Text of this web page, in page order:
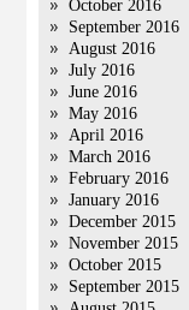
October 2016
September 2016
August 2016
July 2016
June 2016
May 2016
April 2016
March 2016
February 2016
January 2016
December 2015
November 2015
October 2015
September 2015